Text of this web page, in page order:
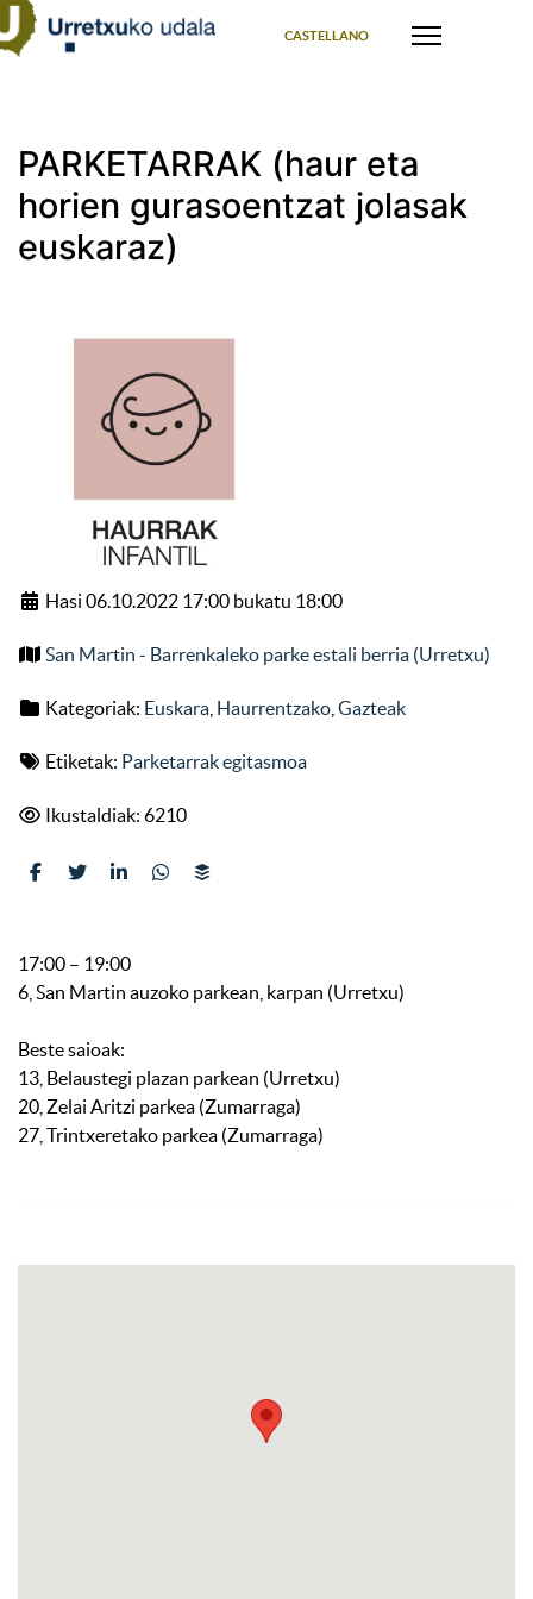
CASTELLANO
PARKETARRAK (haur eta
horien gurasoentzat jolasak
euskaraz)
Hasi 06.10.2022 17:00 bukatu 18:00
San Martin - Barrenkaleko parke estali berria (Urretxu)
Kategoriak: Euskara Haurrentzako Gazteak
Etiketak: Parketarrak egitasmoa
Ikustaldiak: 6210
17:00 – 19:00
6, San Martin auzoko parkean, karpan (Urretxu)
Beste saioak:
13, Belaustegi plazan parkean (Urretxu)
20, Zelai Aritzi parkea (Zumarraga)
27, Trintxeretako parkea (Zumarraga)